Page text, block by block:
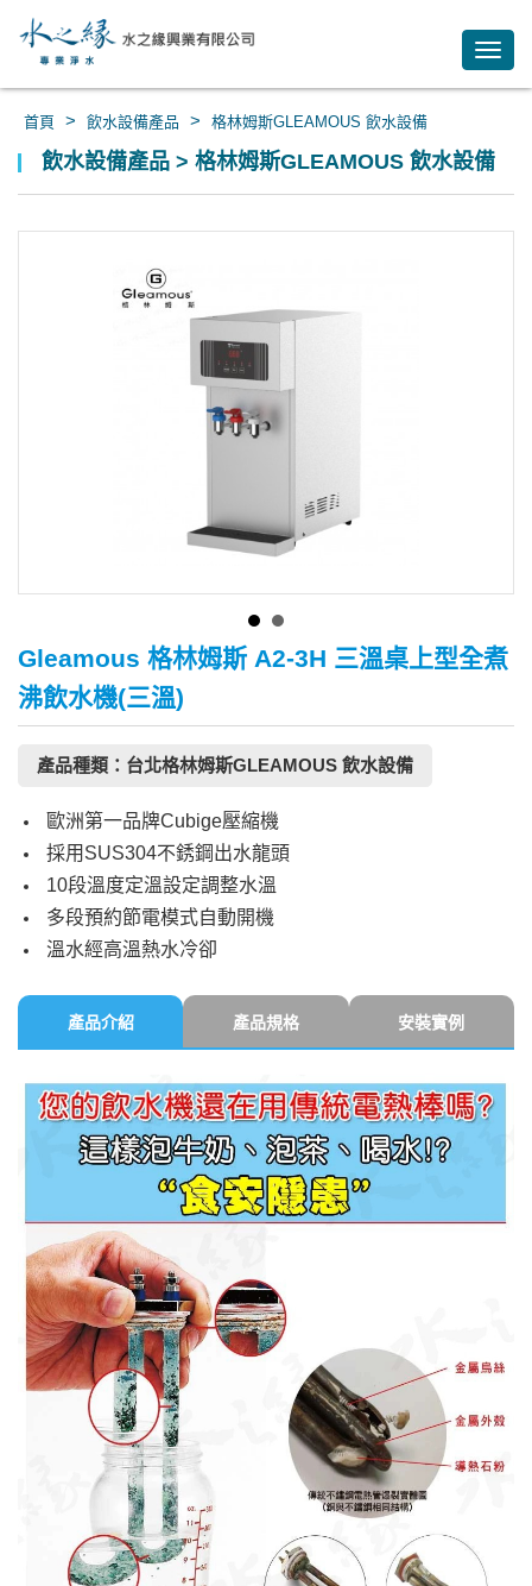
首頁 > 飲水設備產品 > 格林姆斯GLEAMOUS 飲水設備
飲水設備產品 > 格林姆斯GLEAMOUS 飲水設備
Gleamous 格林姆斯 A2-3H 三溫桌上型全煮
沸飲水機(三溫)
產品種類：台北格林姆斯GLEAMOUS 飲水設備
歐洲第一品牌Cubige壓縮機
採用SUS304不銹鋼出水龍頭
10段溫度定溫設定調整水溫
多段預約節電模式自動開機
溫水經高溫熱水冷卻
產品介紹 產品規格 安裝實例